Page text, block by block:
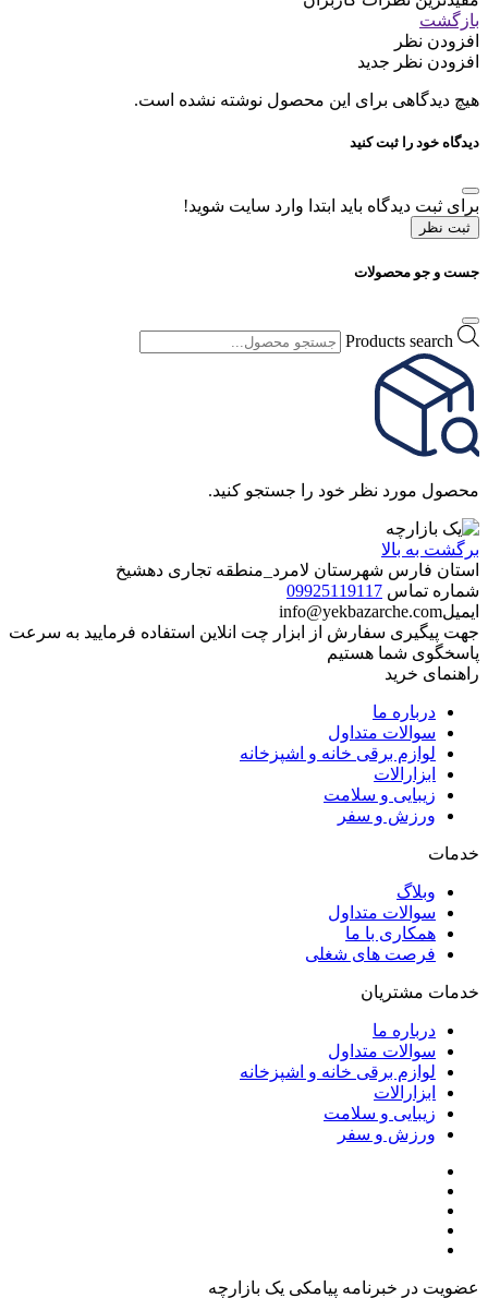
بازگشت
افزودن نظر
افزودن نظر جدید
هیچ دیدگاهی برای این محصول نوشته نشده است.
دیدگاه خود را ثبت کنید
برای ثبت دیدگاه باید ابتدا وارد سایت شوید!
ثبت نظر
جست و جو محصولات
Products search
محصول مورد نظر خود را جستجو کنید.
برگشت به بالا
استان فارس شهرستان لامرد_منطقه تجاری دهشیخ
شماره تماس 09925119117
ایمیلinfo@yekbazarche.com
جهت پیگیری سفارش از ابزار چت انلاین استفاده فرمایید به سرعت
پاسخگوی شما هستیم
راهنمای خرید
درباره ما
سوالات متداول
لوازم برقی خانه و اشپزخانه
ابزارالات
زیبایی و سلامت
ورزش و سفر
خدمات
وبلاگ
سوالات متداول
همکاری با ما
فرصت های شغلی
خدمات مشتریان
درباره ما
سوالات متداول
لوازم برقی خانه و اشپزخانه
ابزارالات
زیبایی و سلامت
ورزش و سفر
عضویت در خبرنامه پیامکی یک بازارچه